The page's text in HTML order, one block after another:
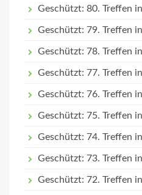
Geschützt: 80. Treffen
Geschützt: 79. Treffen
Geschützt: 78. Treffen
Geschützt: 77. Treffen
Geschützt: 76. Treffen
Geschützt: 75. Treffen
Geschützt: 74. Treffen
Geschützt: 73. Treffen
Geschützt: 72. Treffen